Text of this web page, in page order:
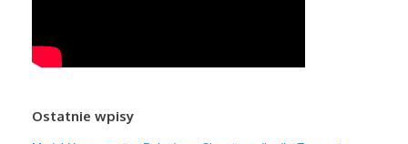
Ostatnie wpisy